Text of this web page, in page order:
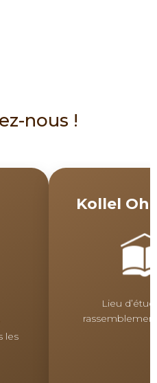
nous !
les
Kollel
Lieu